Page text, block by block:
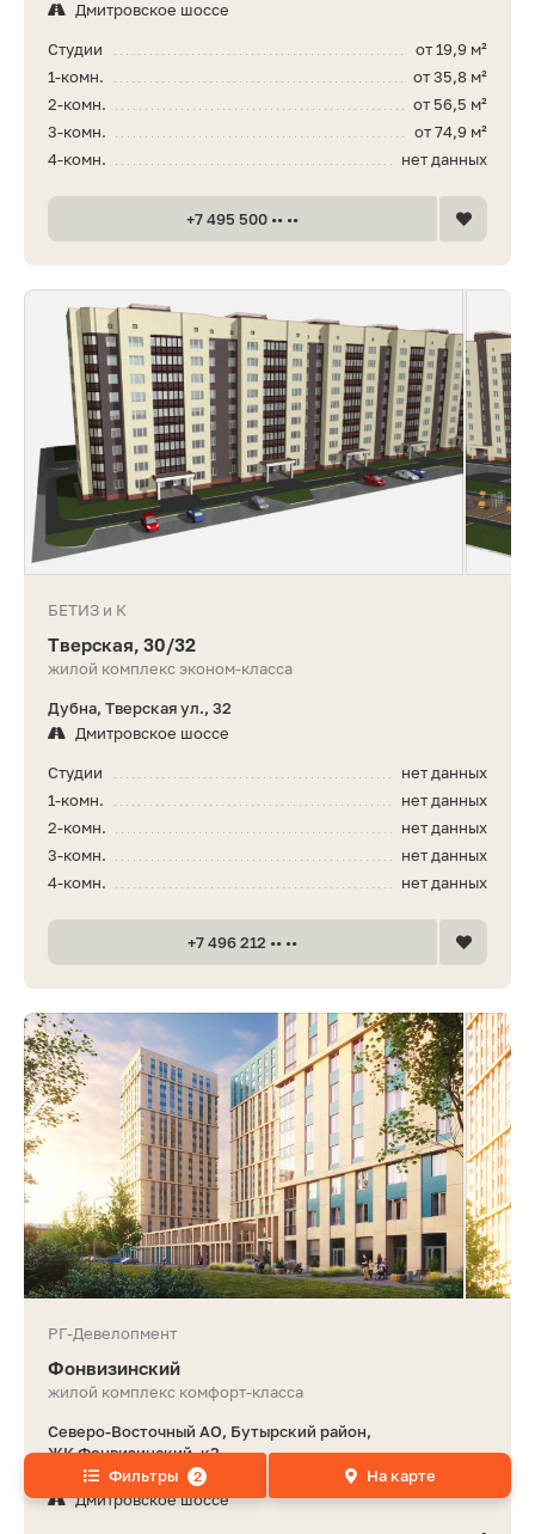
Дмитровское шоссе
от 19,9 м²
Студии
от 35,8 м²
1-комн.
от 56,5 м²
2-комн.
от 74,9 м²
3-комн.
нет данных
4-комн.
+7 495 500 •• ••
БЕТИЗ и К
Тверская, 30/32
жилой комплекс эконом-класса
Дубна, Тверская ул., 32
Дмитровское шоссе
нет данных
Студии
нет данных
1-комн.
нет данных
2-комн.
нет данных
3-комн.
нет данных
4-комн.
+7 496 212 •• ••
РГ-Девелопмент
Фонвизинский
жилой комплекс комфорт-класса
Северо-Восточный АО, Бутырский район,
ЖК Фонвизинский, к3
Фонвизинская, 210 м
Дмитровское шоссе
Фильтры 2 На карте